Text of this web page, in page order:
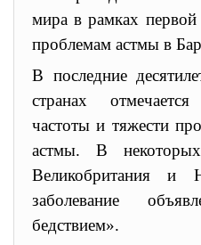
мира в рамках
проблемам астмы в
В последние
странах
частоты и тяжести
астмы. В
Великобритания и
заболевание
бедствием».